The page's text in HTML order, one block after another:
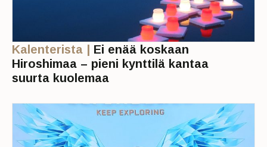
Kalenterista | Ei enää koskaan
Hiroshimaa – pieni kynttilä kantaa
suurta kuolemaa